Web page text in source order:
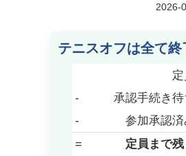
2026-
テニスオフは全て終
定
-
承認手続き待
-
参加承認済
=
定員まで残